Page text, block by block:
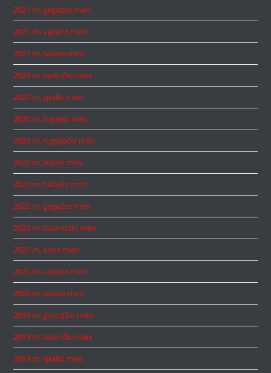
2021 m. gegužės mėn.
2021 m. vasario mėn.
2021 m. sausio mėn.
2020 m. lapkričio mėn.
2020 m. spalio mėn.
2020 m. rugsėjo mėn.
2020 m. rugpjūčio mėn.
2020 m. liepos mėn.
2020 m. birželio mėn.
2020 m. gegužės mėn.
2020 m. balandžio mėn.
2020 m. kovo mėn.
2020 m. vasario mėn.
2020 m. sausio mėn.
2019 m. gruodžio mėn.
2019 m. lapkričio mėn.
2019 m. spalio mėn.